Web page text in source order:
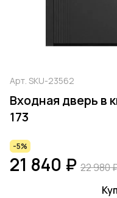
Арт. SKU-23562
Входная дверь в
173
-5%
21 840 ₽ 22 980